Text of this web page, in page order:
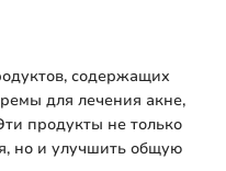
содержащих
для лечения акне,
продукты не только
но и улучшить общую